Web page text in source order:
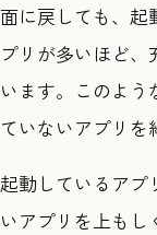
面に戻しても、起
プリが多いほど、
います。このよう
ていないアプリを
起動しているアプ
いアプリを上も